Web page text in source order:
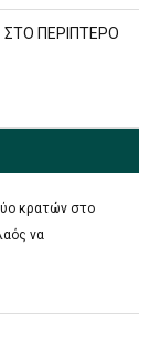
ΠΕΡΙΠΤΕΡΟ
κρατών στο
να